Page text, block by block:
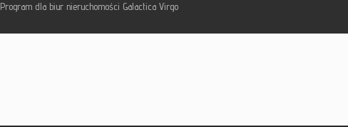
Program dla biur nieruchomości Galactica Virgo